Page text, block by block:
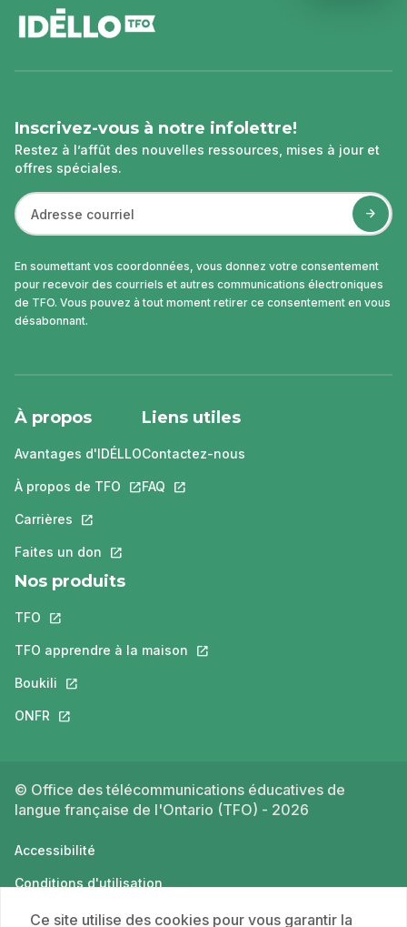
de
page
Inscrivez-vous à notre infolettre!
Restez à l’affût des nouvelles ressources, mises à jour et
offres spéciales.
En soumettant vos coordonnées, vous donnez votre consentement
pour recevoir des courriels et autres communications électroniques
de TFO. Vous pouvez à tout moment retirer ce consentement en vous
désabonnant.
À propos
Avantages d'IDÉLLO
À propos de TFO Ce lien s'ouvrira dans un nouvel onglet.
Carrières Ce lien s'ouvrira dans un nouvel onglet.
Faites un don Ce lien s'ouvrira dans un nouvel onglet.
Liens utiles
Contactez-nous
FAQ Ce lien s'ouvrira dans un nouvel
Nos produits
TFO Ce lien s'ouvrira dans un nouvel onglet.
TFO apprendre à la maison Ce lien s'ouvrira dans un nouvel
Boukili Ce lien s'ouvrira dans un nouvel onglet.
ONFR Ce lien s'ouvrira dans un nouvel onglet.
© Office des télécommunications éducatives de
langue française de l'Ontario (TFO) - 2026
Accessibilité
Conditions d'utilisation
Politique de confidentialité
Ce site utilise des cookies pour vous garantir la